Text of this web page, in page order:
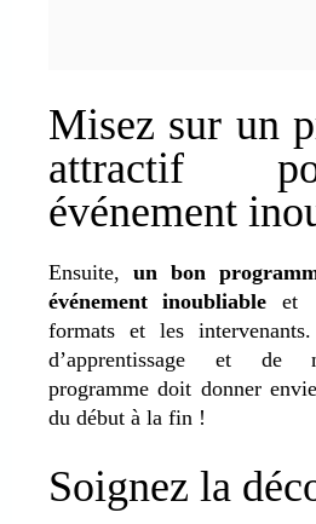
Misez sur un
attractif
événement
Ensuite, un bon
événement inoubliable et
formats et les
d’apprentissage et de
programme doit donner
du début à la fin !
Soignez la